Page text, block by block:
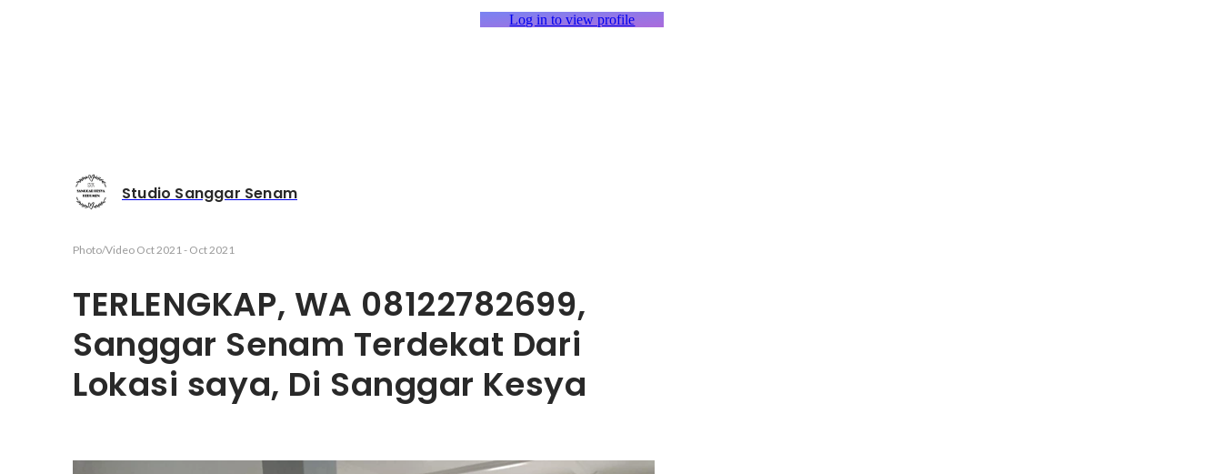
Log in to view profile
Studio Sanggar Senam
Photo/Video Oct 2021 - Oct 2021
TERLENGKAP, WA 08122782699,
Sanggar Senam Terdekat Dari
Lokasi saya, Di Sanggar Kesya